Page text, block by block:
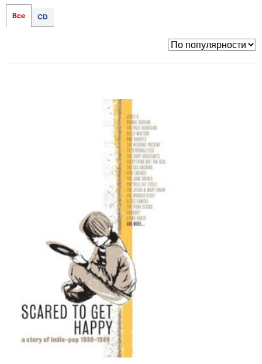
Все CD